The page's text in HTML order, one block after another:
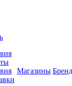
Магазины